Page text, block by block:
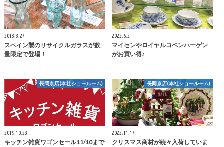
2018.8.27
スペイン製のリサイクルガラスが数
量限定で登場！
2022.6.2
マイセンやロイヤルコペンハーゲン
がお買い得♪
長岡京店(本社ショールーム)
2019.10.23
キッチン雑貨ワゴンセール11/10まで
長岡京店(本社ショールーム)
2022.11.17
クリスマス商材が続々入荷していま